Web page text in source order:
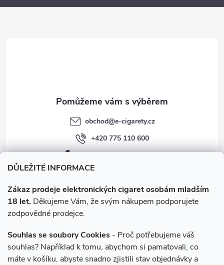
DŮLEŽITÉ INFORMACE
Zákaz prodeje elektronických cigaret osobám mladším
18 let. Děkujeme Vám, že svým nákupem podporujete
zodpovědné prodejce.
Souhlas se soubory Cookies - Proč potřebujeme váš
souhlas? Například k tomu, abychom si pamatovali, co
máte v košíku, abyste snadno zjistili stav objednávky a
a
obchod@e-cigarety.cz
+420 775 110 600
facebook.com/e-cigarety.cz